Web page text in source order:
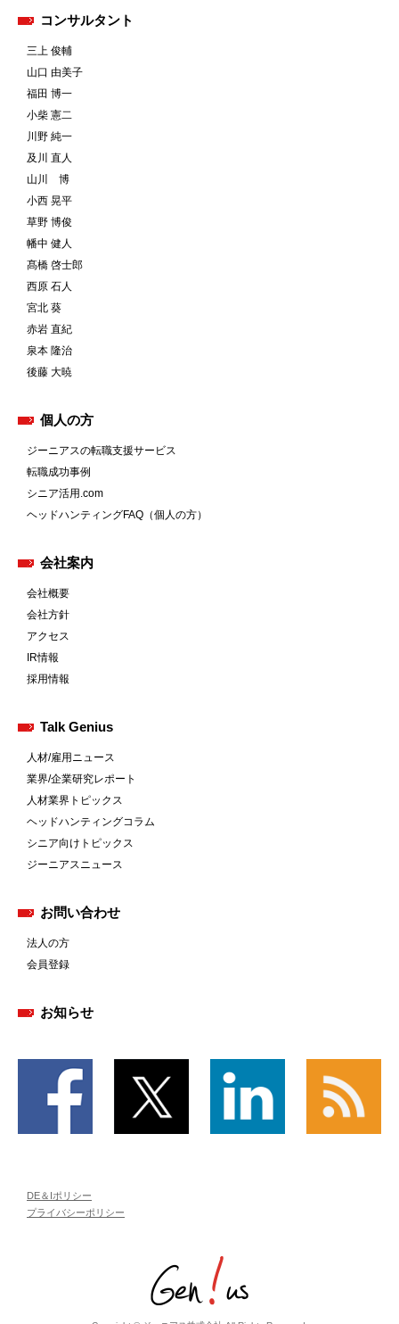
コンサルタント
三上 俊輔
山口 由美子
福田 博一
小柴 憲二
川野 純一
及川 直人
山川 博
小西 晃平
草野 博俊
幡中 健人
髙橋 啓士郎
西原 石人
宮北 葵
赤岩 直紀
泉本 隆治
後藤 大暁
個人の方
ジーニアスの転職支援サービス
転職成功事例
シニア活用.com
ヘッドハンティングFAQ（個人の方）
会社案内
会社概要
会社方針
アクセス
IR情報
採用情報
Talk Genius
人材/雇用ニュース
業界/企業研究レポート
人材業界トピックス
ヘッドハンティングコラム
シニア向けトピックス
ジーニアスニュース
お問い合わせ
法人の方
会員登録
お知らせ
DE＆Iポリシー
プライバシーポリシー